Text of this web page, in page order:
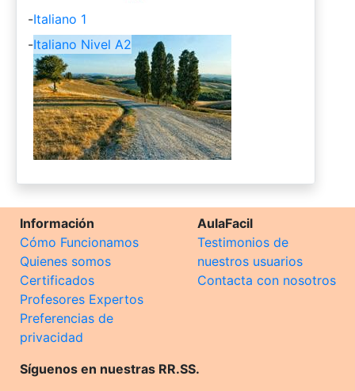
-Italiano 1
-Italiano Nivel A2
Información
Cómo Funcionamos
Quienes somos
Certificados
Profesores Expertos
Preferencias de
privacidad
AulaFacil
Testimonios de
nuestros usuarios
Contacta con nosotros
Síguenos en nuestras RR.SS.